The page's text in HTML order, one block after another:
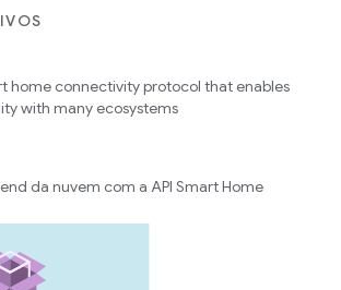
home connectivity protocol that enables
with many ecosystems
da nuvem com a API Smart Home